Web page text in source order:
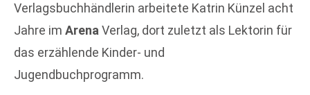
Verlagsbuchhändlerin arbeitete Katrin Künzel acht
Jahre im ArenaVerlag, dort zuletzt als Lektorin für
das erzählende Kinder- und
Jugendbuchprogramm.